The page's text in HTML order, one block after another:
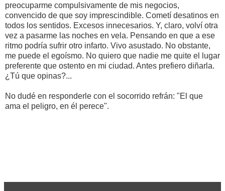
preocuparme compulsivamente de mis negocios,
convencido de que soy imprescindible. Cometí desatinos en
todos los sentidos. Excesos innecesarios. Y, claro, volví otra
vez a pasarme las noches en vela. Pensando en que a ese
ritmo podría sufrir otro infarto. Vivo asustado. No obstante,
me puede el egoísmo. No quiero que nadie me quite el lugar
preferente que ostento en mi ciudad. Antes prefiero diñarla.
¿Tú que opinas?...
No dudé en responderle con el socorrido refrán: "El que
ama el peligro, en él perece".